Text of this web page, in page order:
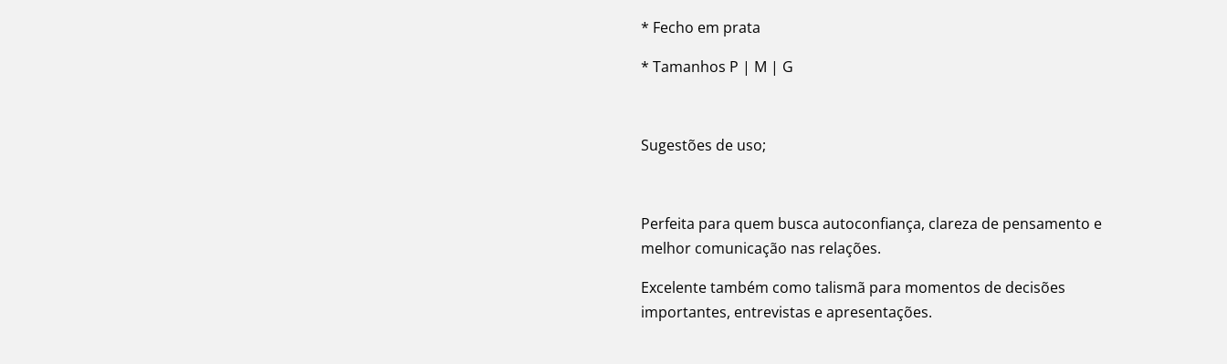
* Fecho em prata
* Tamanhos P | M | G
Sugestões de uso;
Perfeita para quem busca autoconfiança, clareza de pensamento e
melhor comunicação nas relações.
Excelente também como talismã para momentos de decisões
importantes, entrevistas e apresentações.